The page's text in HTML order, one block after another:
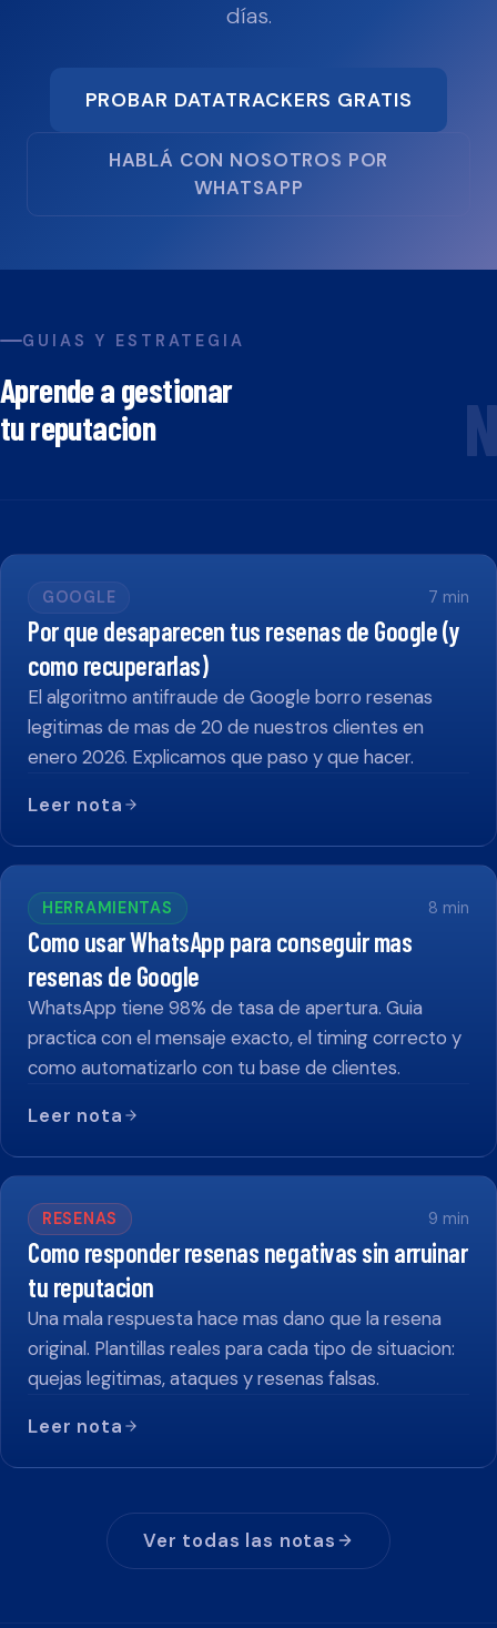
días.
PROBAR DATATRACKERS GRATIS
HABLÁ CON NOSOTROS POR
WHATSAPP
GUIAS Y ESTRATEGIA
Aprende a gestionar
tu reputacion
N
GOOGLE 7 min
Por que desaparecen tus resenas de Google (y
como recuperarlas)
El algoritmo antifraude de Google borro resenas
legitimas de mas de 20 de nuestros clientes en
enero 2026. Explicamos que paso y que hacer.
Leer nota
HERRAMIENTAS 8 min
Como usar WhatsApp para conseguir mas
resenas de Google
WhatsApp tiene 98% de tasa de apertura. Guia
practica con el mensaje exacto, el timing correcto y
como automatizarlo con tu base de clientes.
Leer nota
RESENAS 9 min
Como responder resenas negativas sin arruinar
tu reputacion
Una mala respuesta hace mas dano que la resena
original. Plantillas reales para cada tipo de situacion:
quejas legitimas, ataques y resenas falsas.
Leer nota
Ver todas las notas